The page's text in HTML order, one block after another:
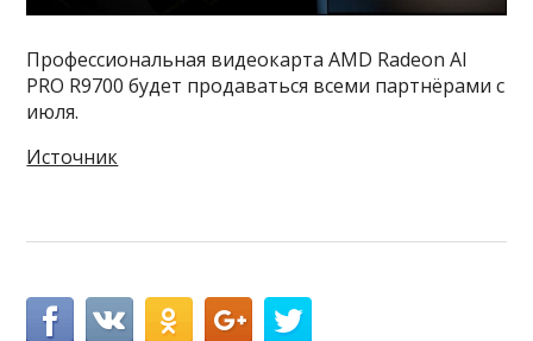
Профессиональная видеокарта AMD Radeon AI
PRO R9700 будет продаваться всеми партнёрами с
июля.
Источник